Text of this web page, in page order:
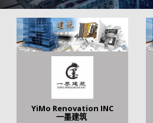
YiMo Renovation INC
一墨建筑